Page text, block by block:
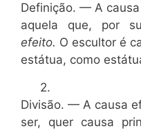
Definição. — A
aquela que, por
efeito. O escultor é
estátua, como
2.
Divisão. — A causa
ser, quer causa